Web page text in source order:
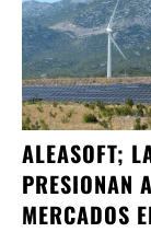
ALEASOFT;
PRESIONAN
MERCADOS